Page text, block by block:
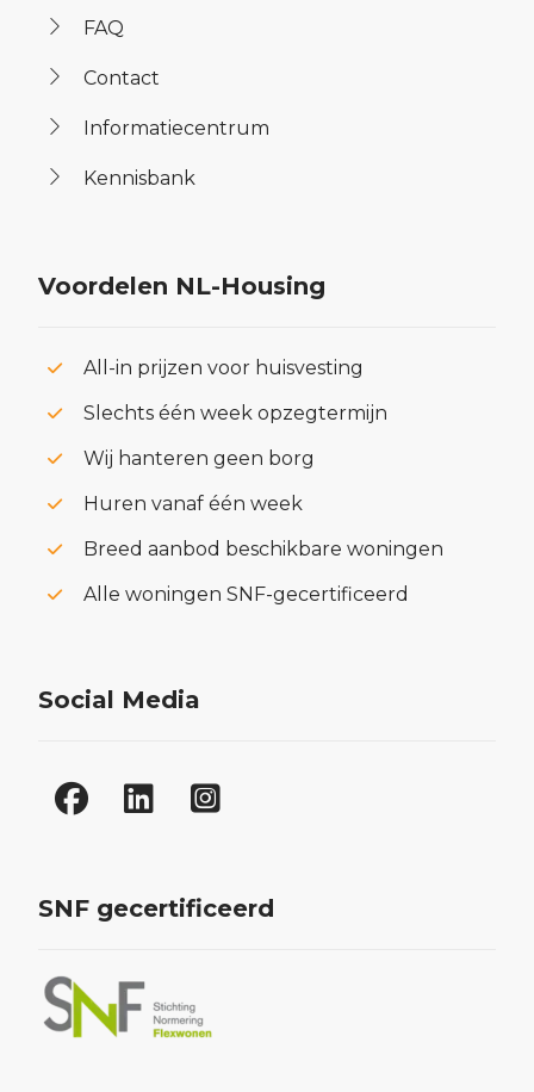
FAQ
Contact
Informatiecentrum
Kennisbank
Voordelen NL-Housing
All-in prijzen voor huisvesting
Slechts één week opzegtermijn
Wij hanteren geen borg
Huren vanaf één week
Breed aanbod beschikbare woningen
Alle woningen SNF-gecertificeerd
Social Media
SNF gecertificeerd